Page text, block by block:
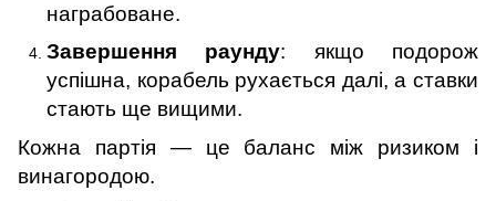
награбоване.
Завершення раунду: якщо подорож
успішна, корабель рухається далі, а ставки
стають ще вищими.
Кожна партія — це баланс між ризиком і
винагородою.